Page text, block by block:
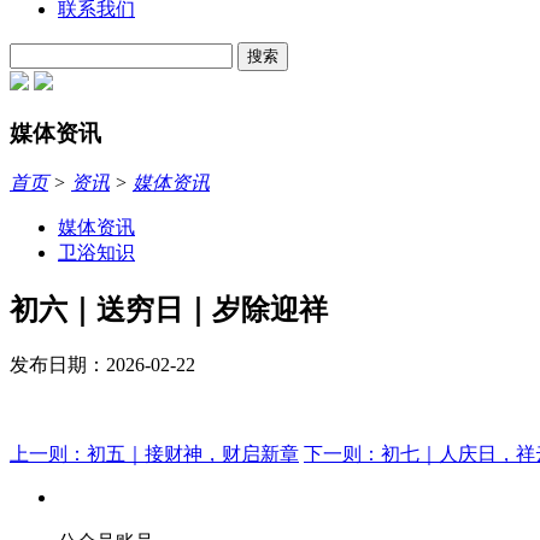
联系我们
搜索
媒体资讯
首页> 资讯 > 媒体资讯
媒体资讯
卫浴知识
初六｜送穷日｜岁除迎祥
发布日期：2026-02-22
上一则：初五｜接财神，财启新章 下一则：初七｜人庆日，祥